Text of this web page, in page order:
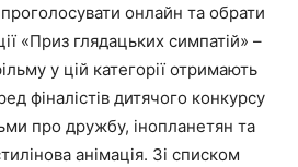
онлайн та обрати
«Приз глядацьких симпатій» –
у цій категорії отримають
фіналістів дитячого конкурсу
про дружбу, інопланетян та
анімація. Зі списком